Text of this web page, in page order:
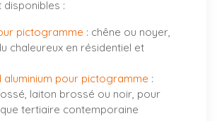
:
pictogramme : chêne ou noyer,
chaleureux en résidentiel et
aluminium pour pictogramme :
laiton brossé ou noir, pour
tertiaire contemporaine